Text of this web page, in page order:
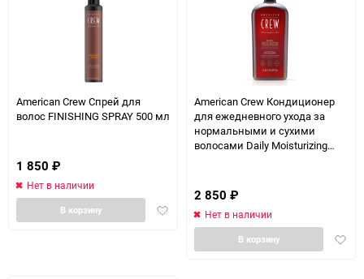
American Crew Спрей для
волос FINISHING SPRAY 500 мл
1 850 ₽
Нет в наличии
Добавить
В корзину
American Crew Кондиционер
для ежедневного ухода за
нормальными и сухими
волосами Daily Moisturizing
2 850 ₽
Нет в наличии
В корзину